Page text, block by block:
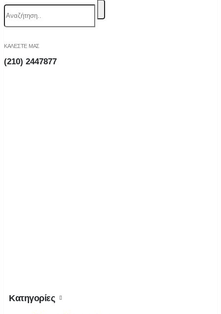
ΚΑΛΕΣΤΕ ΜΑΣ
(210) 2447877
Κατηγορίες